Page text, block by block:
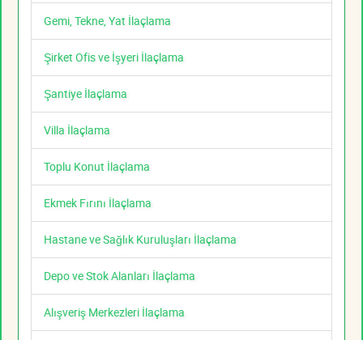
Gemi, Tekne, Yat İlaçlama
Şirket Ofis ve İşyeri İlaçlama
Şantiye İlaçlama
Villa İlaçlama
Toplu Konut İlaçlama
Ekmek Fırını İlaçlama
Hastane ve Sağlık Kuruluşları İlaçlama
Depo ve Stok Alanları İlaçlama
Alışveriş Merkezleri İlaçlama